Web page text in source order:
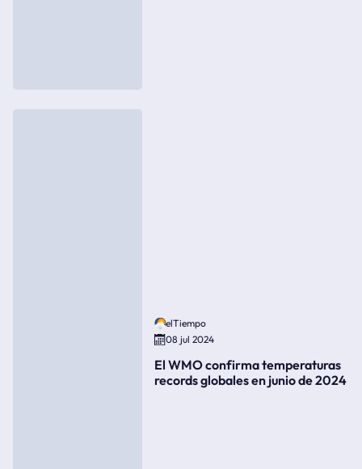
elTiempo
08 jul 2024
El WMO confirma temperaturas
records globales en junio de 2024